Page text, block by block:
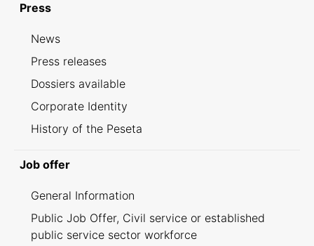
Press
News
Press releases
Dossiers available
Corporate Identity
History of the Peseta
Job offer
General Information
Public Job Offer, Civil service or established
public service sector workforce